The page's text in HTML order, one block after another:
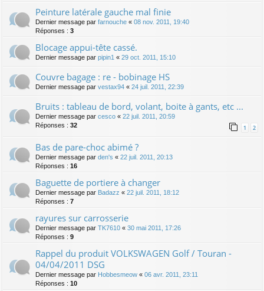
Peinture latérale gauche mal finie
Dernier message par farnouche « 08 nov. 2011, 19:40
Réponses : 3
Blocage appui-tête cassé.
Dernier message par pipin1 « 29 oct. 2011, 15:10
Couvre bagage : re - bobinage HS
Dernier message par vestax94 « 24 juil. 2011, 22:39
Bruits : tableau de bord, volant, boite à gants, etc ...
Dernier message par cesco « 22 juil. 2011, 20:59
Réponses : 32 1 2
Bas de pare-choc abimé ?
Dernier message par den's « 22 juil. 2011, 20:13
Réponses : 16
Baguette de portiere à changer
Dernier message par Badazz « 22 juil. 2011, 18:12
Réponses : 7
rayures sur carrosserie
Dernier message par TK7610 « 30 mai 2011, 17:26
Réponses : 9
Rappel du produit VOLKSWAGEN Golf / Touran -
04/04/2011 DSG
Dernier message par Hobbesmeow « 06 avr. 2011, 23:11
Réponses : 10